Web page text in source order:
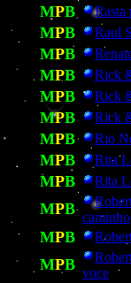
MPB Rasta
MPB Raul
MPB
MPB Rick
MPB Rick
MPB Rick
MPB Rio
MPB Rita
MPB Rita
MPB caminho
MPB
MPB voce